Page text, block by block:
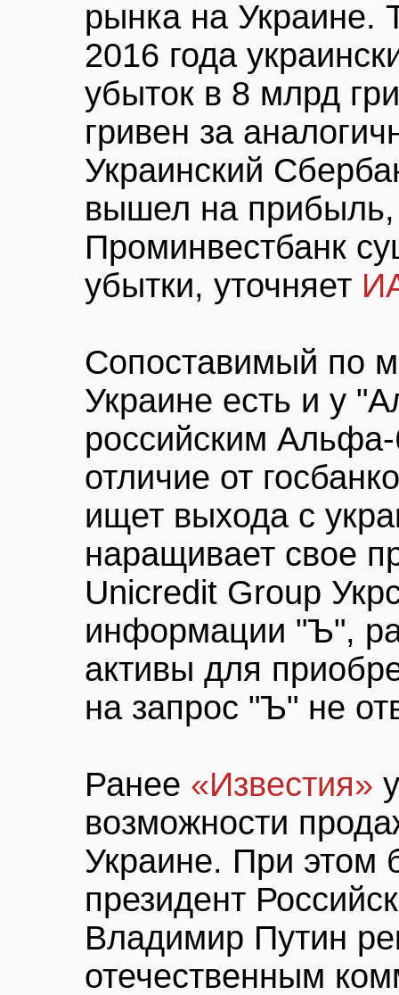
рынка на Украине.
2016 года
убыток в 8 млрд
гривен за
Украинский
вышел на
Проминвестбанк
убытки, уточняет
Сопоставимый по
Украине есть и у
российским
отличие от
ищет выхода с
наращивает свое
Unicredit Group
информации "Ъ",
активы для
на запрос "Ъ" не
Ранее «Известия»
возможности
Украине. При этом
президент
Владимир Путин
отечественным